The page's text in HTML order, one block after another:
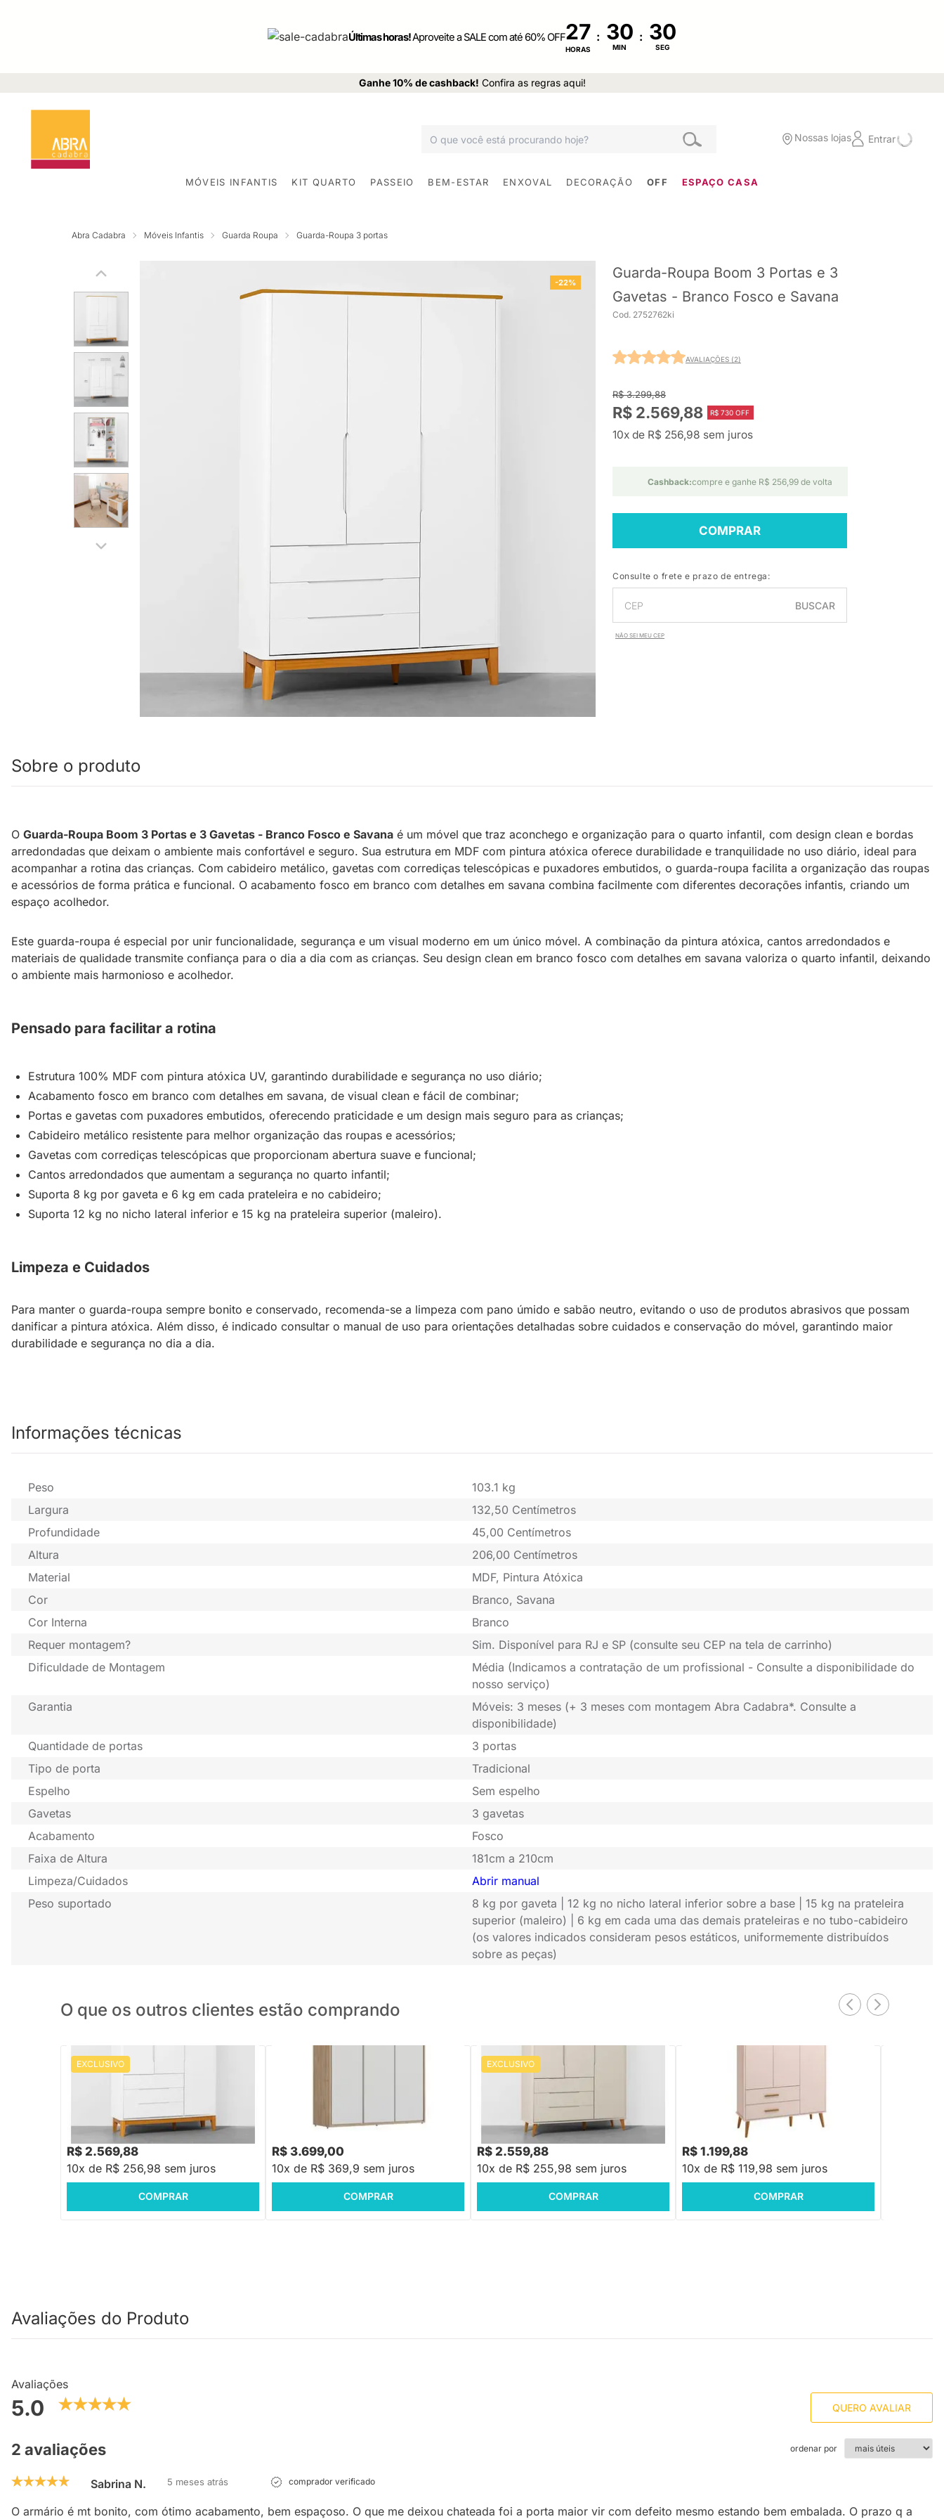
Últimas horas!Aproveite a SALE com até 60% OFF27
HORAS
:
MIN
:
SEG
Ganhe 10% de cashback! Confira as regras aqui!
Nossas lojas Entrar
MÓVEIS INFANTIS KIT QUARTO PASSEIO BEM-ESTAR ENXOVAL DECORAÇÃO OFF ESPAÇO CASA
Abra Cadabra Móveis Infantis Guarda Roupa Guarda-Roupa 3 portas
-22%
Guarda-Roupa Boom 3 Portas e 3
Gavetas - Branco Fosco e Savana
Cod. 2752762ki
AVALIAÇÕES (2)
R$ 3.299,88
R$ 2.569,88 R$ 730 OFF
10x de R$ 256,98 sem juros
Cashback:compre e ganhe R$ 256,99 de volta
COMPRAR
Consulte o frete e prazo de entrega:
BUSCAR
NÃO SEI MEU CEP
Sobre o produto
O Guarda-Roupa Boom 3 Portas e 3 Gavetas - Branco Fosco e Savana é um móvel que traz aconchego e organização para o quarto infantil, com design clean e bordas
arredondadas que deixam o ambiente mais confortável e seguro. Sua estrutura em MDF com pintura atóxica oferece durabilidade e tranquilidade no uso diário, ideal para
acompanhar a rotina das crianças. Com cabideiro metálico, gavetas com corrediças telescópicas e puxadores embutidos, o guarda-roupa facilita a organização das roupas
e acessórios de forma prática e funcional. O acabamento fosco em branco com detalhes em savana combina facilmente com diferentes decorações infantis, criando um
espaço acolhedor.
Este guarda-roupa é especial por unir funcionalidade, segurança e um visual moderno em um único móvel. A combinação da pintura atóxica, cantos arredondados e
materiais de qualidade transmite confiança para o dia a dia com as crianças. Seu design clean em branco fosco com detalhes em savana valoriza o quarto infantil, deixando
o ambiente mais harmonioso e acolhedor.
Pensado para facilitar a rotina
Estrutura 100% MDF com pintura atóxica UV, garantindo durabilidade e segurança no uso diário;
Acabamento fosco em branco com detalhes em savana, de visual clean e fácil de combinar;
Portas e gavetas com puxadores embutidos, oferecendo praticidade e um design mais seguro para as crianças;
Cabideiro metálico resistente para melhor organização das roupas e acessórios;
Gavetas com corrediças telescópicas que proporcionam abertura suave e funcional;
Cantos arredondados que aumentam a segurança no quarto infantil;
Suporta 8 kg por gaveta e 6 kg em cada prateleira e no cabideiro;
Suporta 12 kg no nicho lateral inferior e 15 kg na prateleira superior (maleiro).
Limpeza e Cuidados
Para manter o guarda-roupa sempre bonito e conservado, recomenda-se a limpeza com pano úmido e sabão neutro, evitando o uso de produtos abrasivos que possam
danificar a pintura atóxica. Além disso, é indicado consultar o manual de uso para orientações detalhadas sobre cuidados e conservação do móvel, garantindo maior
durabilidade e segurança no dia a dia.
Informações técnicas
Peso
103.1 kg
Largura
132,50 Centímetros
Profundidade
45,00 Centímetros
Altura
206,00 Centímetros
Material
MDF, Pintura Atóxica
Cor
Branco, Savana
Cor Interna
Branco
Requer montagem?
Sim. Disponível para RJ e SP (consulte seu CEP na tela de carrinho)
Dificuldade de Montagem
Média (Indicamos a contratação de um profissional - Consulte a disponibilidade do
nosso serviço)
Garantia
Móveis: 3 meses (+ 3 meses com montagem Abra Cadabra*. Consulte a
disponibilidade)
Quantidade de portas
3 portas
Tipo de porta
Tradicional
Espelho
Sem espelho
Gavetas
3 gavetas
Acabamento
Fosco
Faixa de Altura
181cm a 210cm
Limpeza/Cuidados
Abrir manual
Peso suportado
8 kg por gaveta | 12 kg no nicho lateral inferior sobre a base | 15 kg na prateleira
superior (maleiro) | 6 kg em cada uma das demais prateleiras e no tubo-cabideiro
(os valores indicados consideram pesos estáticos, uniformemente distribuídos
sobre as peças)
O que os outros clientes estão comprando
EXCLUSIVO
Guarda-Roupa Boom 3 Portas e 3
Gavetas - Branco Fosco e Savana
R$ 3.299,88 -22% Economize R$ 730
R$ 2.569,88
10x de R$ 256,98 sem juros
COMPRAR
R$ 3.699,00
10x de R$ 369,9 sem juros
COMPRAR
EXCLUSIVO
Guarda-Roupa Boom 3 Portas e 3
R$ 3.078,88 -16% Economize R$ 519
R$ 2.559,88
10x de R$ 255,98 sem juros
COMPRAR
Guarda-Roupa Isis 3 Portas e 2 Gavetas –
-25%
R$ 1.199,88
10x de R$ 119,98 sem juros
COMPRAR
Avaliações do Produto
Avaliações
5.0 QUERO AVALIAR
2 avaliações ordenar por
Sabrina N. 5 meses atrás comprador verificado
O armário é mt bonito, com ótimo acabamento, bem espaçoso. O que me deixou chateada foi a porta maior vir com defeito mesmo estando bem embalada. O prazo q a